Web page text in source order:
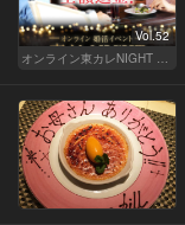
Vol.52
オンライン東カレNIGHT イベント募集